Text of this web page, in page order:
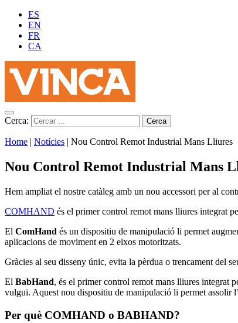
ES
EN
FR
CA
Cerca:
Home | Notícies | Nou Control Remot Industrial Mans Lliures
Nou Control Remot Industrial Mans
Hem ampliat el nostre catàleg amb un nou accessori per al
COMHAND és el primer control remot mans lliures integrat
El ComHand és un dispositiu de manipulació li permet
aplicacions de moviment en 2 eixos motoritzats.
Gràcies al seu disseny únic, evita la pèrdua o trencament del
El BabHand, és el primer control remot mans lliures integrat
vulgui. Aquest nou dispositiu de manipulació li permet assolir
Per què COMHAND o BABHAND?